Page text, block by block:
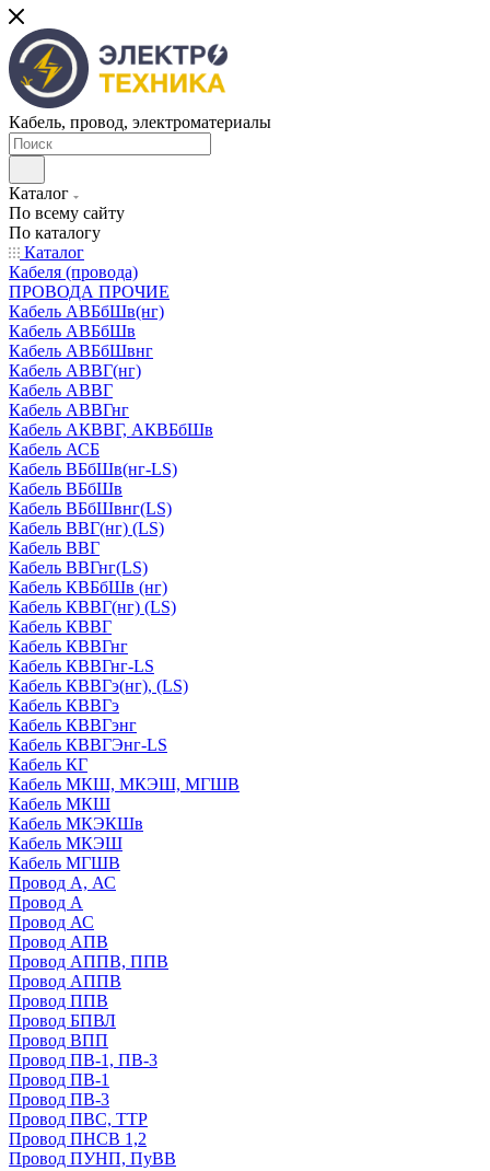
Кабель, провод, электроматериалы
Каталог
По всему сайту
По каталогу
Каталог
Кабеля (провода)
ПРОВОДА ПРОЧИЕ
Кабель АВБбШв(нг)
Кабель АВБбШв
Кабель АВБбШвнг
Кабель АВВГ(нг)
Кабель АВВГ
Кабель АВВГнг
Кабель АКВВГ, АКВБбШв
Кабель АСБ
Кабель ВБбШв(нг-LS)
Кабель ВБбШв
Кабель ВБбШвнг(LS)
Кабель ВВГ(нг) (LS)
Кабель ВВГ
Кабель ВВГнг(LS)
Кабель КВБбШв (нг)
Кабель КВВГ(нг) (LS)
Кабель КВВГ
Кабель КВВГнг
Кабель КВВГнг-LS
Кабель КВВГэ(нг), (LS)
Кабель КВВГэ
Кабель КВВГэнг
Кабель КВВГЭнг-LS
Кабель КГ
Кабель МКШ, МКЭШ, МГШВ
Кабель МКШ
Кабель МКЭКШв
Кабель МКЭШ
Кабель МГШВ
Провод А, АС
Провод А
Провод АС
Провод АПВ
Провод АППВ, ППВ
Провод АППВ
Провод ППВ
Провод БПВЛ
Провод ВПП
Провод ПВ-1, ПВ-3
Провод ПВ-1
Провод ПВ-3
Провод ПВС, ТТР
Провод ПНСВ 1,2
Провод ПУНП, ПуВВ